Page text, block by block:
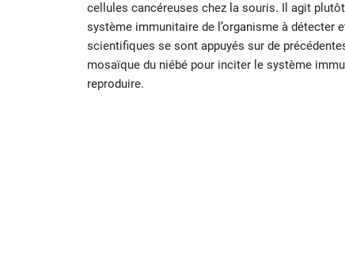
cellules cancéreuses chez la souris. Il agit
système immunitaire de l’organisme à détecter
scientifiques se sont appuyés sur de
mosaïque du niébé pour inciter le système
reproduire.